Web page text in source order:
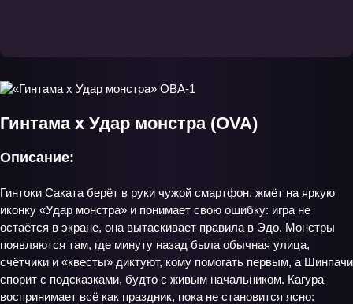
Гинтама x Удар монстра (OVA)
Описание:
Гинтоки Саката берёт в руки чужой смартфон, жмёт на яркую
иконку «Удар монстра» и понимает свою ошибку: игра не
остаётся в экране, она вытаскивает правила в Эдо. Монстры
появляются там, где минуту назад была обычная улица,
счётчики и «квесты» диктуют, кому помогать первым, а Шинпачи
спорит с подсказками, будто с живым начальником. Кагура
воспринимает всё как праздник, пока не становится ясно: